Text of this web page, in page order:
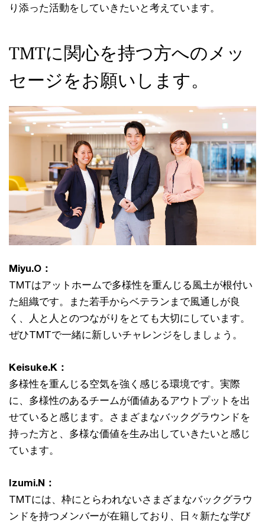
り添った活動をしていきたいと考えています。
TMTに関心を持つ方へのメッ
セージをお願いします。
Miyu.O：
TMTはアットホームで多様性を重んじる風土が根付い
た組織です。また若手からベテランまで風通しが良
く、人と人とのつながりをとても大切にしています。
ぜひTMTで一緒に新しいチャレンジをしましょう。
Keisuke.K：
多様性を重んじる空気を強く感じる環境です。実際
に、多様性のあるチームが価値あるアウトプットを出
せていると感じます。さまざまなバックグラウンドを
持った方と、多様な価値を生み出していきたいと感じ
ています。
Izumi.N：
TMTには、枠にとらわれないさまざまなバックグラウ
ンドを持つメンバーが在籍しており、日々新たな学び